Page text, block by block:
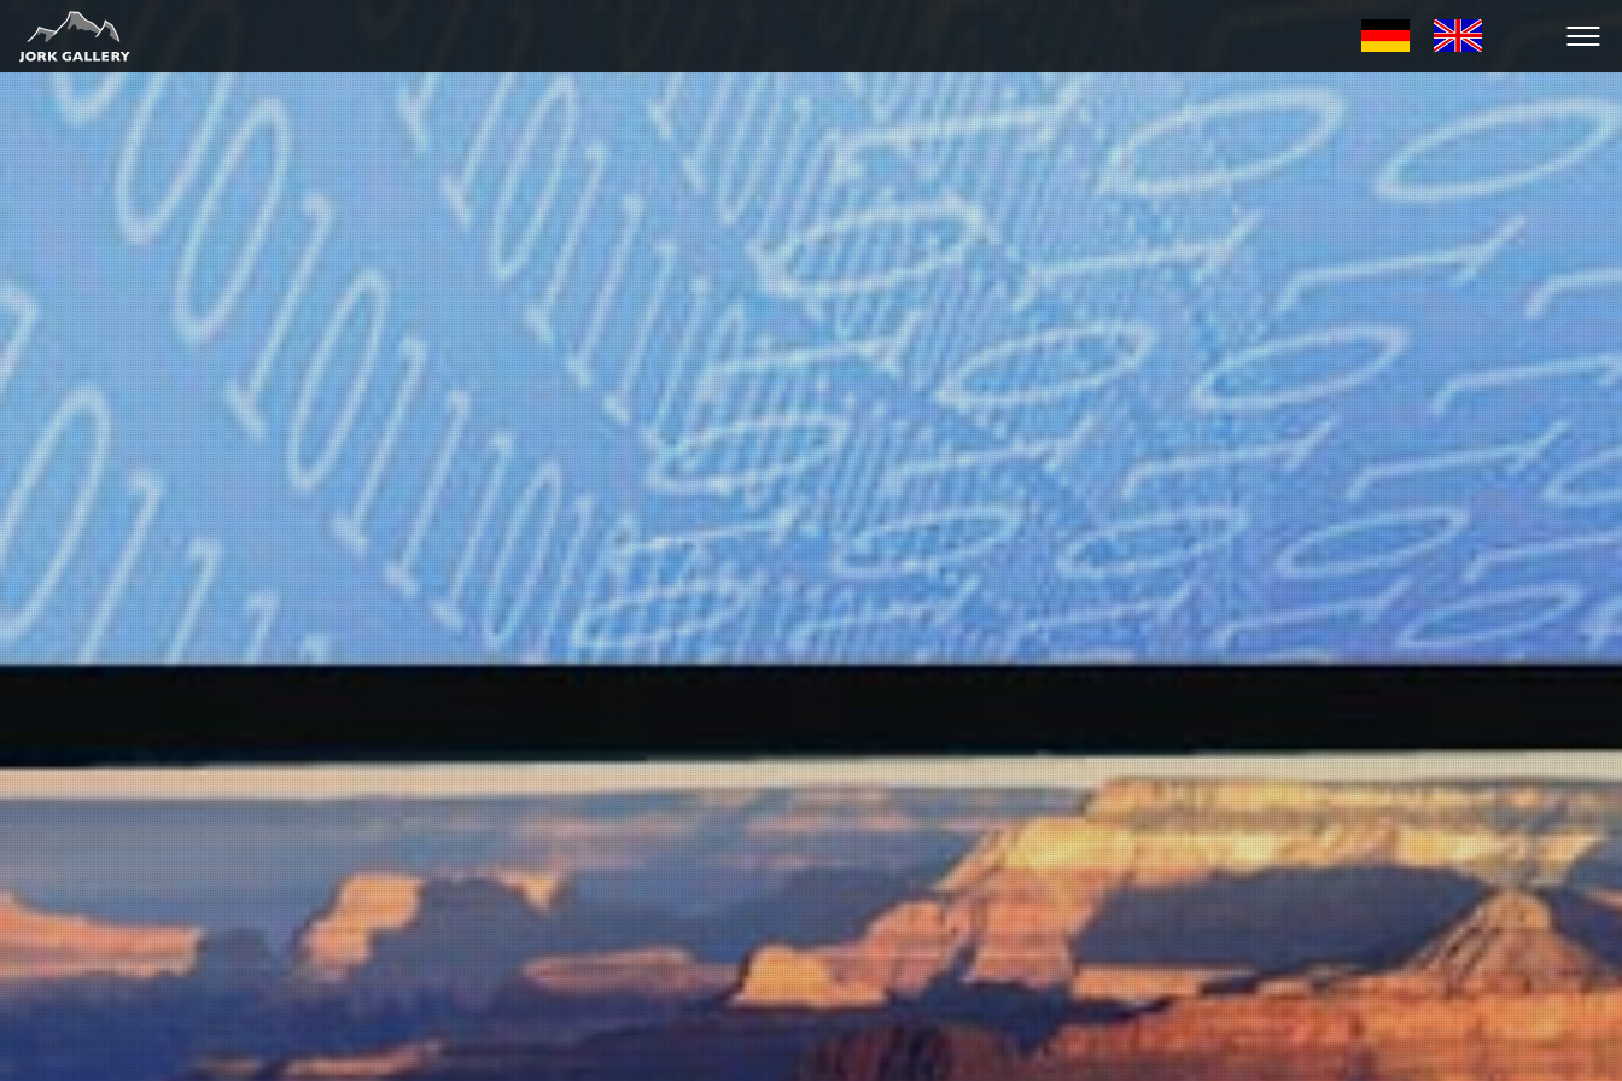
Download freigeschalten !
Du bist zum Download des ausgewählten Artikels
berechtigt.